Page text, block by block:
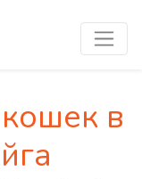
в